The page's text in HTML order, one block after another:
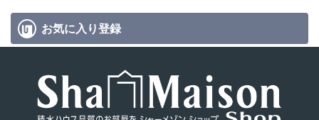
お気に入り登録